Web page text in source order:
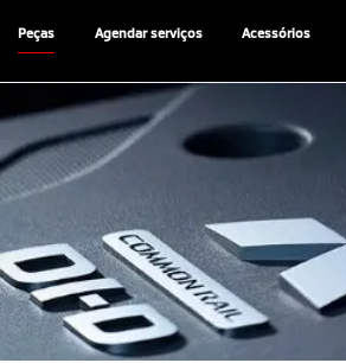
Agendar serviços
Peças Acessórios